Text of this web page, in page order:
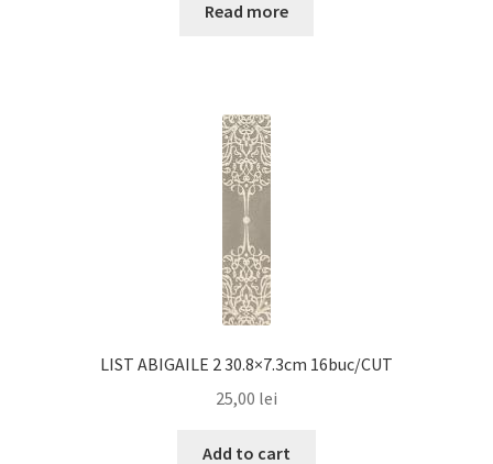
Read more
LIST ABIGAILE 2 30.8×7.3cm 16buc/CUT
25,00 lei
Add to cart